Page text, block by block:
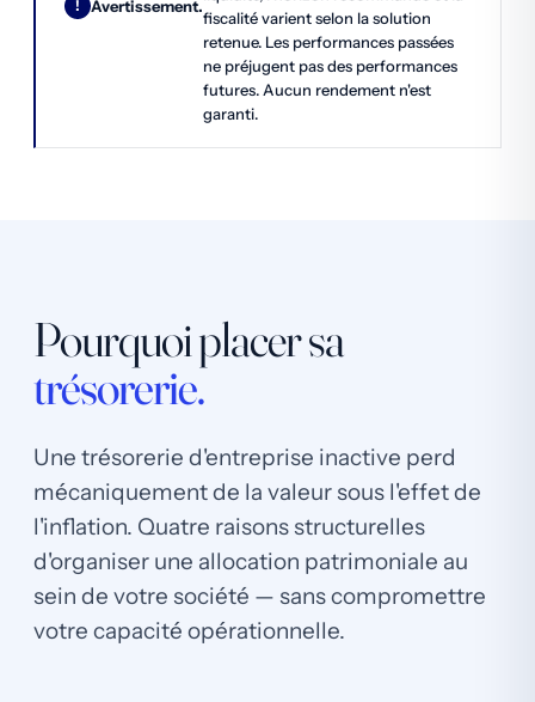
Avertissement.
fiscalité varient selon la solution
retenue. Les performances passées
ne préjugent pas des performances
futures. Aucun rendement n'est
garanti.
Pourquoi placer sa
trésorerie.
Une trésorerie d'entreprise inactive perd
mécaniquement de la valeur sous l'effet de
l'inflation. Quatre raisons structurelles
d'organiser une allocation patrimoniale au
sein de votre société — sans compromettre
votre capacité opérationnelle.